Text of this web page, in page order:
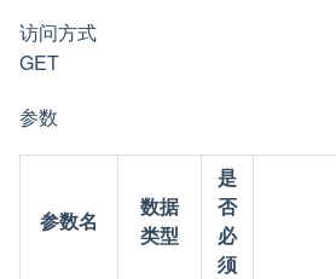
访问方式
GET
参数
参数名
数据
类型
是
否
必
须